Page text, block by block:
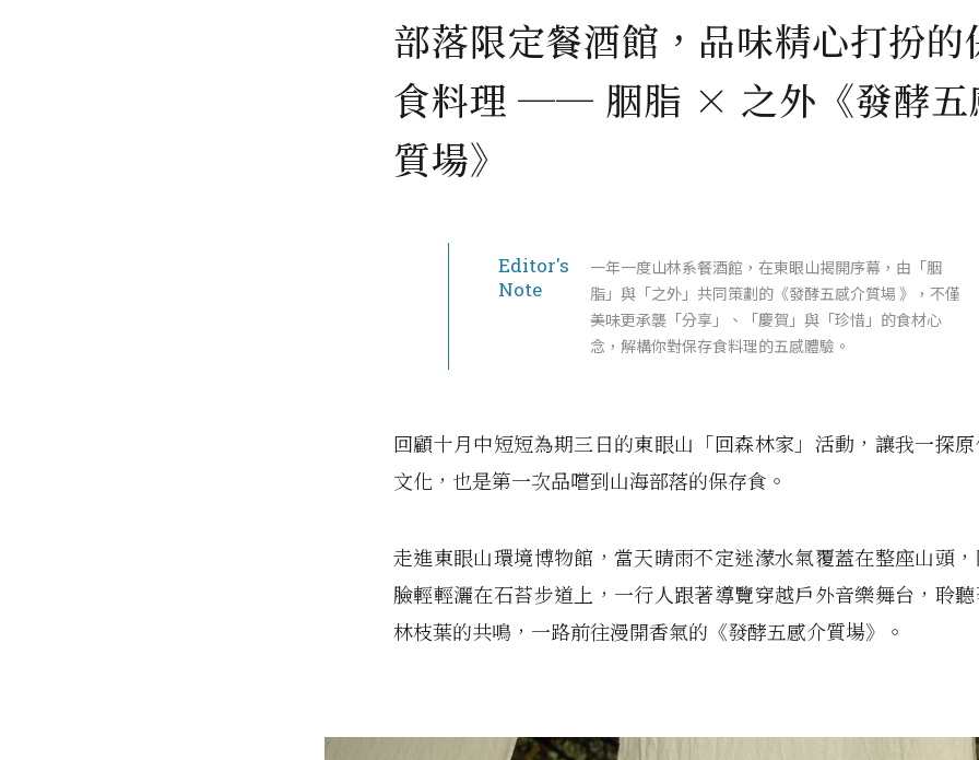
部落限定餐酒館，品味精心打扮的
食料理 ── 胭脂 × 之外《發酵五
質場》
Editor's
Note
一年一度山林系餐酒館，在東眼山揭開序幕，由「胭
脂」與「之外」共同策劃的《發酵五感介質場 》，不僅
美味更承襲「分享」、「慶賀」與「珍惜」的食材心
念，解構你對保存食料理的五感體驗。
回顧十月中短短為期三日的東眼山「回森林家」活動，讓我一探
文化，也是第一次品嚐到山海部落的保存食。
走進東眼山環境博物館，當天晴雨不定迷濛水氣覆蓋在整座山頭
臉輕輕灑在石苔步道上，一行人跟著導覽穿越戶外音樂舞台，聆
林枝葉的共鳴，一路前往漫開香氣的《發酵五感介質場》。